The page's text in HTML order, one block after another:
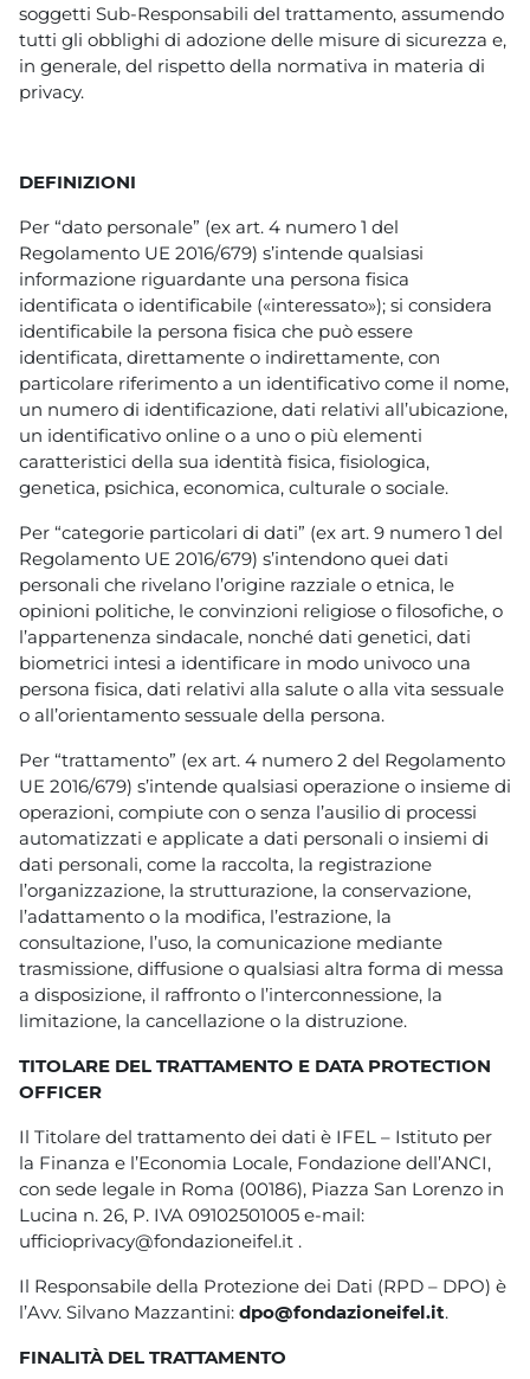
soggetti Sub-Responsabili del trattamento, assumendo
tutti gli obblighi di adozione delle misure di sicurezza e,
in generale, del rispetto della normativa in materia di
privacy.
DEFINIZIONI
Per “dato personale” (ex art. 4 numero 1 del
Regolamento UE 2016/679) s’intende qualsiasi
informazione riguardante una persona fisica
identificata o identificabile («interessato»); si considera
identificabile la persona fisica che può essere
identificata, direttamente o indirettamente, con
particolare riferimento a un identificativo come il nome,
un numero di identificazione, dati relativi all’ubicazione,
un identificativo online o a uno o più elementi
caratteristici della sua identità fisica, fisiologica,
genetica, psichica, economica, culturale o sociale.
Per “categorie particolari di dati” (ex art. 9 numero 1 del
Regolamento UE 2016/679) s’intendono quei dati
personali che rivelano l’origine razziale o etnica, le
opinioni politiche, le convinzioni religiose o filosofiche, o
l’appartenenza sindacale, nonché dati genetici, dati
biometrici intesi a identificare in modo univoco una
persona fisica, dati relativi alla salute o alla vita sessuale
o all’orientamento sessuale della persona.
Per “trattamento” (ex art. 4 numero 2 del Regolamento
UE 2016/679) s’intende qualsiasi operazione o insieme di
operazioni, compiute con o senza l’ausilio di processi
automatizzati e applicate a dati personali o insiemi di
dati personali, come la raccolta, la registrazione
l’organizzazione, la strutturazione, la conservazione,
l’adattamento o la modifica, l’estrazione, la
consultazione, l’uso, la comunicazione mediante
trasmissione, diffusione o qualsiasi altra forma di messa
a disposizione, il raffronto o l’interconnessione, la
limitazione, la cancellazione o la distruzione.
TITOLARE DEL TRATTAMENTO E DATA PROTECTION
OFFICER
Il Titolare del trattamento dei dati è IFEL – Istituto per
la Finanza e l’Economia Locale, Fondazione dell’ANCI,
con sede legale in Roma (00186), Piazza San Lorenzo in
Lucina n. 26, P. IVA 09102501005 e-mail:
ufficioprivacy@fondazioneifel.it .
Il Responsabile della Protezione dei Dati (RPD – DPO) è
l’Avv. Silvano Mazzantini: dpo@fondazioneifel.it.
FINALITÀ DEL TRATTAMENTO